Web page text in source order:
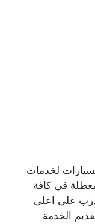
لخدمات
في كافة
على اعلى
الخدمة